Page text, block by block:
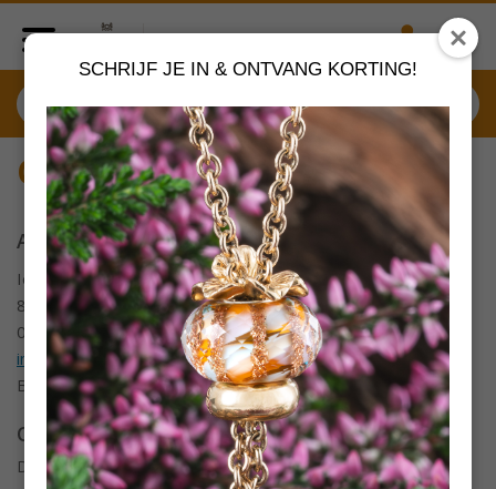
SCHRIJF JE IN & ONTVANG KORTING!
Contact
Adres
Ieperstraat 3
8970 Poperinge
057 33 34 61
info@juwelennevejan.be
BTW: BE 0539762240
Openingsuren
Di tot Zat : 10u tot 12u en 13u30 tot 18u